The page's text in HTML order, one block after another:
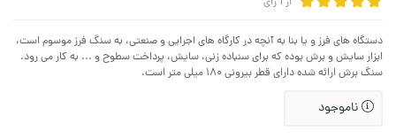
دستگاه های فرز و یا بنا به آنچه در کارگاه های اجرایی و صنعتی، به سنگ فرز موسوم است،
ابزار سایش و برش بوده که برای سنباده‌ زنی، سایش، پرداخت سطوح و ... به کار می رود.
سنگ برش ارائه شده دارای قطر بیرونی ۱۸۰ میلی متر است.
ناموجود